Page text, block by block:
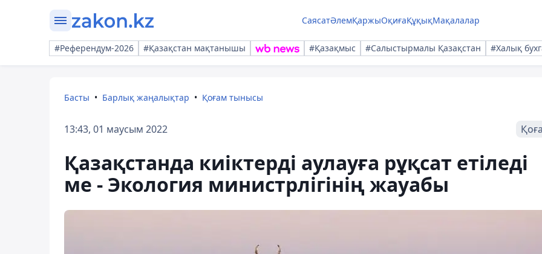
СаясатӘлемҚаржыОқиғаҚұқықМақалалар
#Референдум-2026 #Қазақстан мақтанышы #Қазақмыс #Салыстырмалы Қазақстан #Халық
Басты Барлық жаңалықтар Қоғам тынысы
13:43, 01 маусым 2022
Қазақстанда киіктерді аулауға рұқсат етіледі
ме - Экология министрлігінің жауабы